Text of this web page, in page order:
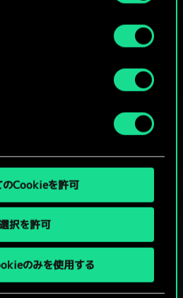
のCookieを許可
択を許可
のみを使用する
と勝負といかない
か？